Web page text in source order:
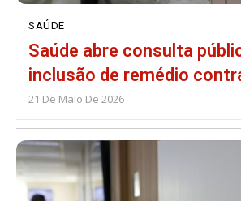
SAÚDE
Saúde abre consulta
inclusão de remédio
21 De Maio De 2026